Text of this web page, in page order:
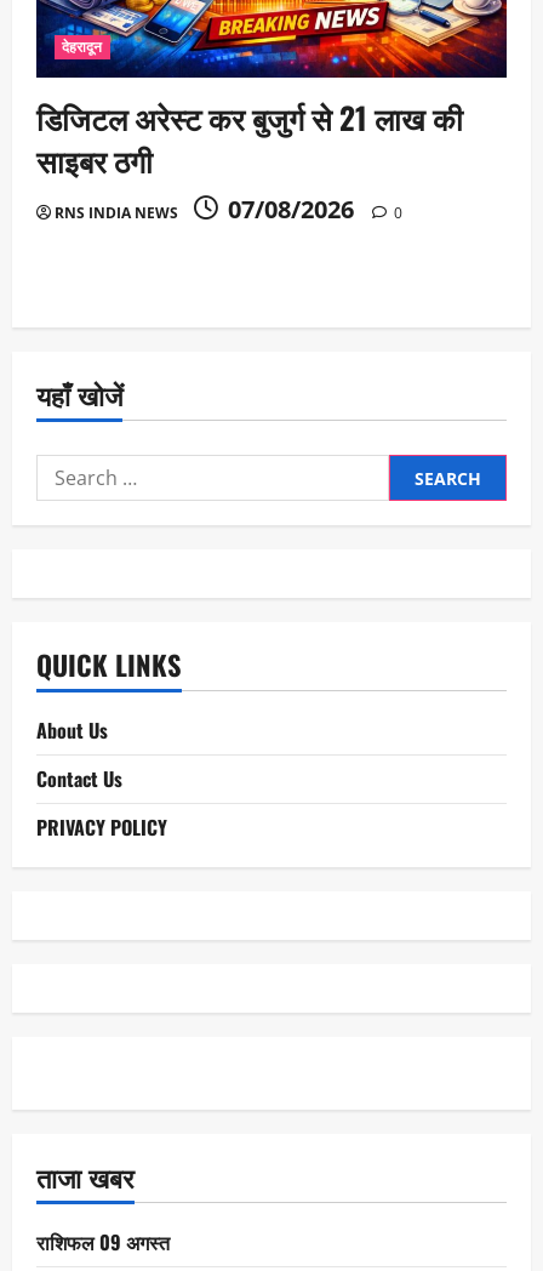
देहरादून
डिजिटल अरेस्ट कर बुजुर्ग से 21 लाख की
साइबर ठगी
RNS INDIA NEWS 07/08/2026 0
यहाँ खोजें
Search
for:
QUICK LINKS
About Us
Contact Us
PRIVACY POLICY
ताजा खबर
राशिफल 09 अगस्त